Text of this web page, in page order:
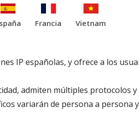
Francia Vietnam
IP españolas, y ofrece a los
admiten múltiples protocolos
variarán de persona a persona